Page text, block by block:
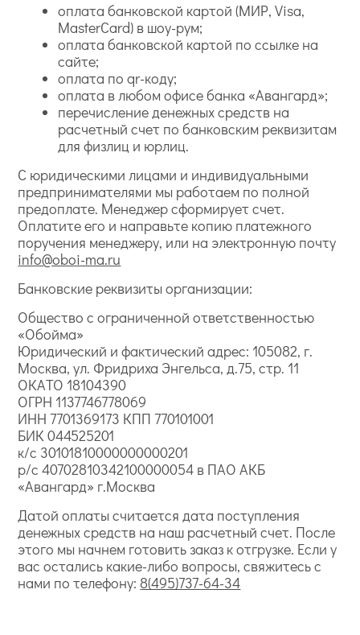
оплата банковской картой (МИР, Visa,
MasterCard) в шоу-рум;
оплата банковской картой по ссылке на
сайте;
оплата по qr-коду;
оплата в любом офисе банка «Авангард»;
перечисление денежных средств на
расчетный счет по банковским реквизитам
для физлиц и юрлиц.
С юридическими лицами и индивидуальными
предпринимателями мы работаем по полной
предоплате. Менеджер сформирует счет.
Оплатите его и направьте копию платежного
поручения менеджеру, или на электронную почту
info@oboi-ma.ru
Банковские реквизиты организации:
Общество с ограниченной ответственностью
«Обойма»
Юридический и фактический адрес: 105082, г.
Москва, ул. Фридриха Энгельса, д.75, стр. 11
ОКАТО 18104390
ОГРН 1137746778069
ИНН 7701369173 КПП 770101001
БИК 044525201
к/с 30101810000000000201
р/с 40702810342100000054 в ПАО АКБ
«Авангард» г.Москва
Датой оплаты считается дата поступления
денежных средств на наш расчетный счет. После
этого мы начнем готовить заказ к отгрузке. Если у
вас остались какие-либо вопросы, свяжитесь с
нами по телефону: 8(495)737-64-34